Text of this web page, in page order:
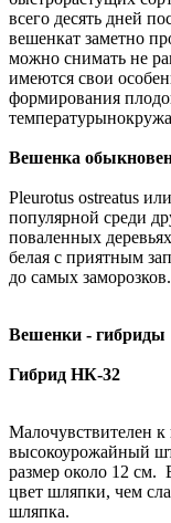
всего десять дней
вешенкат заметно
можно снимать не
имеются свои
формирования
Вешенка
Pleurotus ostreatus
популярной среди
поваленных
белая с приятным
до самых заморозков.
Вешенки - гибриды
Гибрид НК-32
Малочувствителен
высокоурожайный
размер около 12 см.
цвет шляпки, чем
шляпка.